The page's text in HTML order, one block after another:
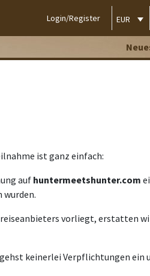
Login/Register EUR
ist ganz einfach:
auf huntermeetshunter.com
wurden.
vorliegt, erstatten
keinerlei Verpflichtungen ein